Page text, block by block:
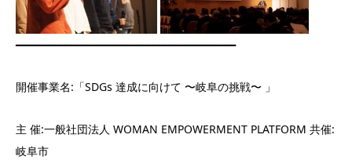
━━━━━━━━━━━━━━━━━━━━━━━━━━━━━━━━━━━━━━━━
開催事業名:「SDGs 達成に向けて 〜岐阜の挑戦〜 」
主 催:一般社団法人 WOMAN EMPOWERMENT PLATFORM 共催:
岐阜市